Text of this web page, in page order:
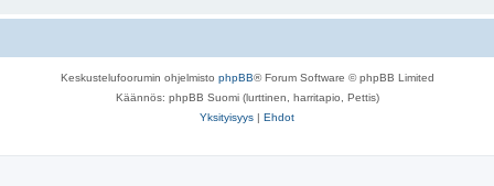
Keskustelufoorumin ohjelmisto phpBB® Forum Software © phpBB Limited
Käännös: phpBB Suomi (lurttinen, harritapio, Pettis)
Yksityisyys | Ehdot